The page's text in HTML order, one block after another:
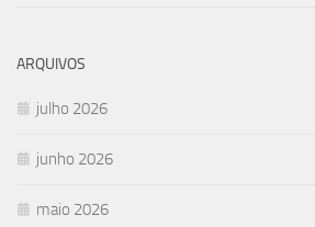
ARQUIVOS
julho 2026
junho 2026
maio 2026